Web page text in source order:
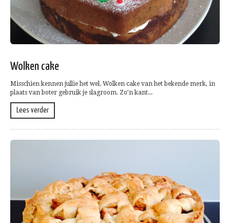
Wolken cake
Misschien kennen jullie het wel. Wolken cake van het bekende merk, in
plaats van boter gebruik je slagroom. Zo’n kant...
Lees verder